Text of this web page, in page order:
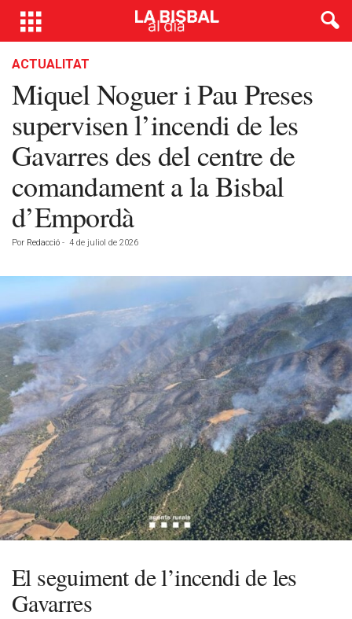
ACTUALITAT
Miquel Noguer i Pau Preses
supervisen l’incendi de les
Gavarres des del centre de
comandament a la Bisbal
d’Empordà
Por Redacció - 4 de juliol de 2026
El seguiment de l’incendi de les
Gavarres